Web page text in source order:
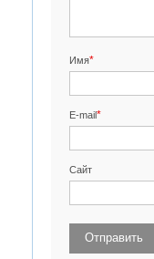
Имя*
E-mail*
Сайт